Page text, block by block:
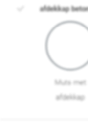
afdekkap
Muts met
afdekkap